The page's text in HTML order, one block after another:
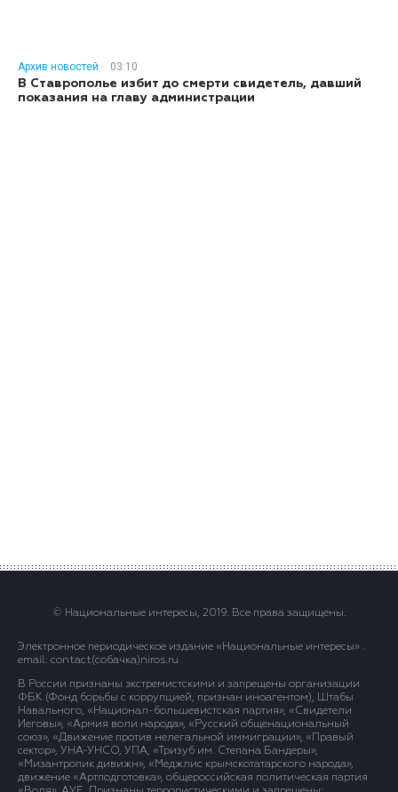
Архив новостей
03:10
В Ставрополье избит до смерти свидетель, давший
показания на главу администрации
© Национальные интересы, 2019. Все права защищены.
Электронное периодическое издание «Национальные интересы» .
email: contact(сoбaчка)niros.ru
В России признаны экстремистскими и запрещены организации
ФБК (Фонд борьбы с коррупцией, признан иноагентом), Штабы
Навального, «Национал-большевистская партия», «Свидетели
Иеговы», «Армия воли народа», «Русский общенациональный
союз», «Движение против нелегальной иммиграции», «Правый
сектор», УНА-УНСО, УПА, «Тризуб им. Степана Бандеры»,
«Мизантропик дивижн», «Меджлис крымскотатарского народа»,
движение «Артподготовка», общероссийская политическая партия